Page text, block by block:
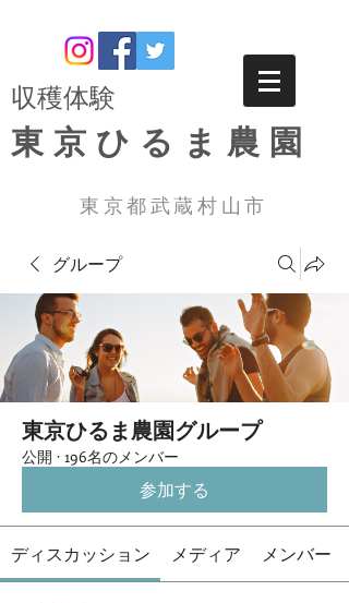
​収穫体験
東京ひるま農園
東京都武蔵村山市
グループ
東京ひるま農園グループ
公開 · 196名のメンバー
参加する
ディスカッション メディア メンバー